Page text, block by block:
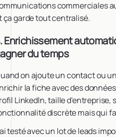
commerciales
ça garde tout centralisé.
Enrichissement
du temps
on ajoute un contact ou
la fiche avec des
LinkedIn, taille d'entreprise,
discrète mais qui
testé avec un lot de leads